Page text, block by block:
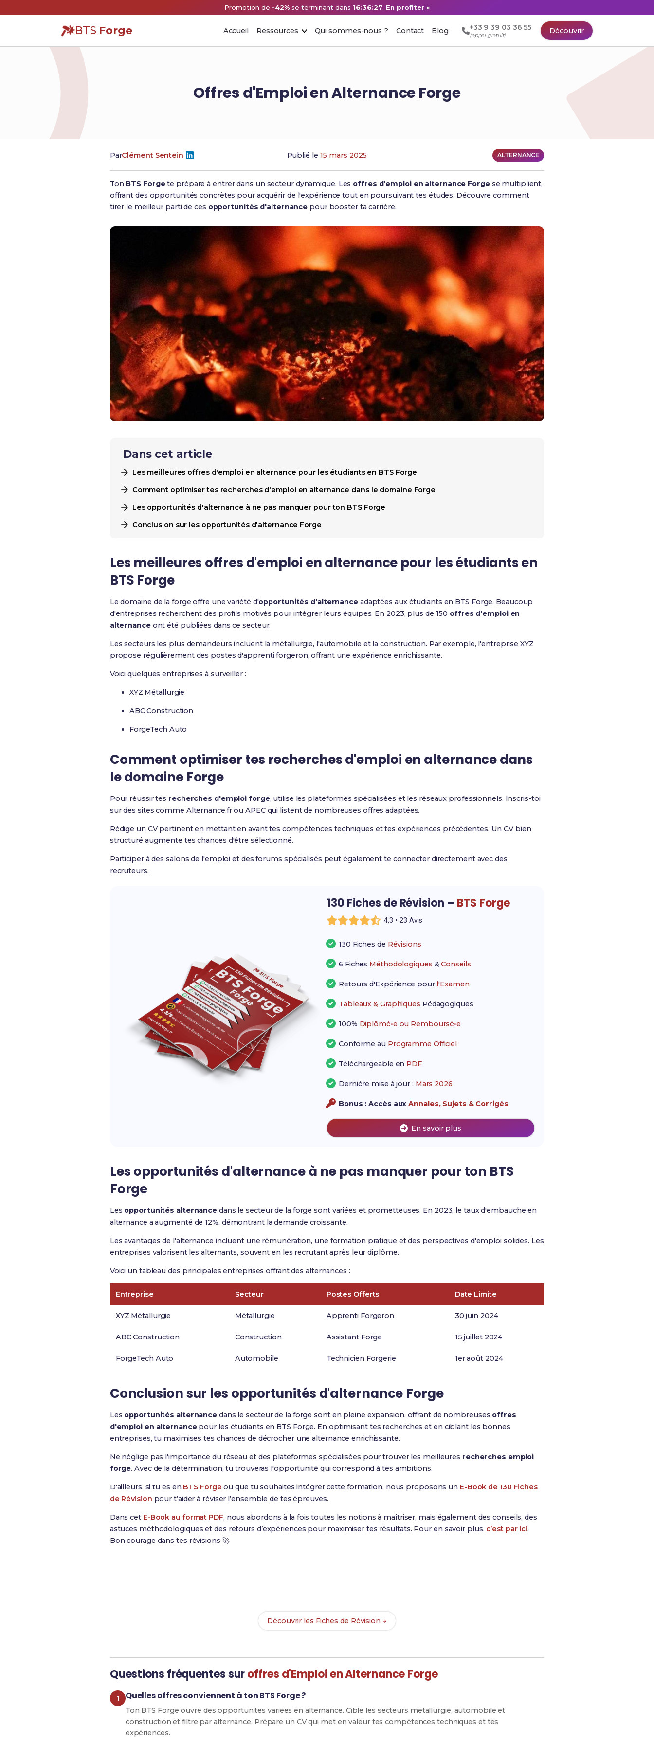
Promotion de -42%se terminant dans 16:36:26. En profiter »
BTS Forge Accueil Ressources Qui sommes-nous ? Contact Blog +33 9 39 03 36 55
(appel gratuit)
Découvrir
Offres d'Emploi en Alternance Forge
ParClément Sentein Publié le 15 mars 2025 ALTERNANCE
Ton BTS Forgete prépare à entrer dans un secteur dynamique. Les offres d'emploi en alternance Forgese multiplient,
offrant des opportunités concrètes pour acquérir de l'expérience tout en poursuivant tes études. Découvre comment
tirer le meilleur parti de ces opportunités d'alternance pour booster ta carrière.
Dans cet article
Les meilleures offres d'emploi en alternance pour les étudiants en BTS Forge
Comment optimiser tes recherches d'emploi en alternance dans le domaine Forge
Les opportunités d'alternance à ne pas manquer pour ton BTS Forge
Conclusion sur les opportunités d'alternance Forge
Les meilleures offres d'emploi en alternance pour les étudiants en
BTS Forge
Le domaine de la forge offre une variété d'opportunités d'alternanceadaptées aux étudiants en BTS Forge. Beaucoup
d'entreprises recherchent des profils motivés pour intégrer leurs équipes. En 2023, plus de 150 offres d'emploi en
alternanceont été publiées dans ce secteur.
Les secteurs les plus demandeurs incluent la métallurgie, l'automobile et la construction. Par exemple, l'entreprise XYZ
propose régulièrement des postes d'apprenti forgeron, offrant une expérience enrichissante.
Voici quelques entreprises à surveiller :
XYZ Métallurgie
ABC Construction
ForgeTech Auto
Comment optimiser tes recherches d'emploi en alternancedans
le domaine Forge
Pour réussir tes recherches d'emploi forge, utilise les plateformes spécialisées et les réseaux professionnels. Inscris-toi
sur des sites comme Alternance.fr ou APEC qui listent de nombreuses offres adaptées.
Rédige un CV pertinent en mettant en avant tes compétences techniques et tes expériences précédentes. Un CV bien
structuré augmente tes chances d'être sélectionné.
Participer à des salons de l'emploi et des forums spécialisés peut également te connecter directement avec des
recruteurs.
130 Fiches de Révision – BTS Forge
4,3 • 23 Avis
130 Fiches de Révisions
6 Fiches Méthodologiques &Conseils
Retours d'Expérience pour l'Examen
Tableaux & Graphiques Pédagogiques
100% Diplômé•e ou Remboursé•e
Conforme au Programme Officiel
Téléchargeable en PDF
Dernière mise à jour : Mars 2026
Bonus : Accès auxAnnales, Sujets & Corrigés
En savoir plus
Lesopportunités d'alternanceà ne pas manquer pour ton BTS
Forge
Les opportunités alternance dans le secteur de la forge sont variées et prometteuses. En 2023, le taux d'embauche en
alternance a augmenté de 12%, démontrant la demande croissante.
Les avantages de l'alternance incluent une rémunération, une formation pratique et des perspectives d'emploi solides. Les
entreprises valorisent les alternants, souvent en les recrutant après leur diplôme.
Voici un tableau des principales entreprises offrant des alternances :
Entreprise Secteur Postes Offerts Date Limite
XYZ Métallurgie Métallurgie Apprenti Forgeron 30 juin 2024
ABC Construction Construction Assistant Forge 15 juillet 2024
ForgeTech Auto Automobile Technicien Forgerie 1er août 2024
Conclusion sur les opportunités d'alternance Forge
Les opportunités alternance dans le secteur de la forge sont en pleine expansion, offrant de nombreuses offres
d'emploi en alternancepour les étudiants en BTS Forge. En optimisant tes recherches et en ciblant les bonnes
entreprises, tu maximises tes chances de décrocher une alternance enrichissante.
Ne néglige pas l'importance du réseau et des plateformes spécialisées pour trouver les meilleures recherches emploi
forge. Avec de la détermination, tu trouveras l'opportunité qui correspond à tes ambitions.
D'ailleurs, si tu es en BTS Forge ou que tu souhaites intégrer cette formation, nous proposons un E-Book de 130 Fiches
de Révision pour t’aider à réviser l’ensemble de tes épreuves.
Dans cet E-Book au format PDF, nous abordons à la fois toutes les notions à maîtriser, mais également des conseils, des
astuces méthodologiques et des retours d’expériences pour maximiser tes résultats. Pour en savoir plus, c’est par ici.
Bon courage dans tes révisions 🚀
Découvrir les Fiches de Révision →
Questions fréquentes suroffres d'Emploi en Alternance Forge
Quelles offres conviennent à ton BTS Forge ?
Ton BTS Forge ouvre des opportunités variées en alternance. Cible les secteurs métallurgie, automobile et
construction et filtre par alternance. Prépare un CV qui met en valeur tes compétences techniques et tes
expériences.